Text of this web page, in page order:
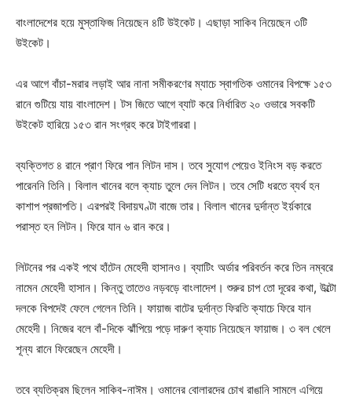
বাংলাদেশের হয়ে মুস্তাফিজ নিয়েছেন ৪টি উইকেট। এছাড়া সাকিব নিয়েছেন ৩টি
উইকেট।
এর আগে বাঁচা-মরার লড়াই আর নানা সমীকরণের ম্যাচে স্বাগতিক ওমানের বিপক্ষে ১৫৩
রানে গুটিয়ে যায় বাংলাদেশ। টস জিতে আগে ব্যাট করে নির্ধারিত ২০ ওভারে সবকটি
উইকেট হারিয়ে ১৫৩ রান সংগ্রহ করে টাইগাররা।
ব্যক্তিগত ৪ রানে প্রাণ ফিরে পান লিটন দাস। তবে সুযোগ পেয়েও ইনিংস বড় করতে
পারেননি তিনি। বিলাল খানের বলে ক্যাচ তুলে দেন লিটন। তবে সেটি ধরতে ব্যর্থ হন
কাশাপ প্রজাপতি। এরপরই বিদায়ঘণ্টা বাজে তার। বিলাল খানের দুর্দান্ত ইর্য়কারে
পরাস্ত হন লিটন। ফিরে যান ৬ রান করে।
লিটনের পর একই পথে হাঁটেন মেহেদী হাসানও। ব্যাটিং অর্ডার পরিবর্তন করে তিন নম্বরে
নামেন মেহেদী হাসান। কিন্তু তাতেও নড়বড়ে বাংলাদেশ। শুরুর চাপ তো দূরের কথা, উল্টো
দলকে বিপদেই ফেলে গেলেন তিনি। ফায়াজ বাটের দুর্দান্ত ফিরতি ক্যাচে ফিরে যান
মেহেদী। নিজের বলে বাঁ-দিকে ঝাঁপিয়ে পড়ে দারুণ ক্যাচ নিয়েছেন ফায়াজ। ৩ বল খেলে
শূন্য রানে ফিরেছেন মেহেদী।
তবে ব্যতিক্রম ছিলেন সাকিব-নাঈম। ওমানের বোলারদের চোখ রাঙানি সামলে এগিয়ে